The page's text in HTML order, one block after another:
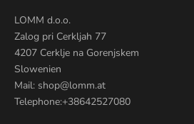
LOMM d.o.o.
Zalog pri Cerkljah 77
4207 Cerklje na Gorenjskem
Slowenien
Mail: shop@lomm.at
Telephone:+38642527080